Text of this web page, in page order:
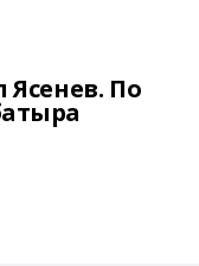
Ясенев. По